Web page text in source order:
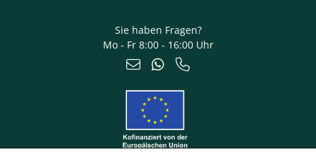
Sie haben Fragen?
Mo - Fr 8:00 - 16:00 Uhr